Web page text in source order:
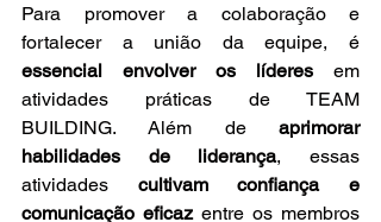
Para promover a colaboração e
essencial envolver os líderes em
atividades práticas de TEAM
BUILDING. Além de aprimorar
habilidades de liderança, essas
atividades cultivam confiança e
comunicação eficaz entre os membros